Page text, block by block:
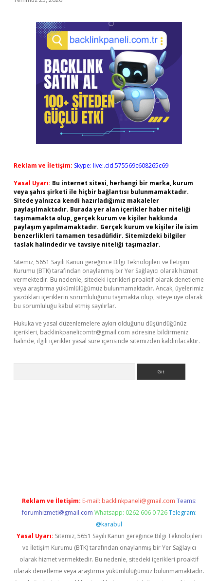
Reklam ve İletişim: Skype: live:.cid.575569c608265c69
Yasal Uyarı: Bu internet sitesi, herhangi bir marka, kurum
veya şahıs şirketi ile hiçbir bağlantısı bulunmamaktadır.
Sitede yalnızca kendi hazırladığımız makaleler
paylaşılmaktadır. Burada yer alan içerikler haber niteliği
taşımamakta olup, gerçek kurum ve kişiler hakkında
paylaşım yapılmamaktadır. Gerçek kurum ve kişiler ile isim
benzerlikleri tamamen tesadüfidir. Sitemizdeki bilgiler
taslak halindedir ve tavsiye niteliği taşımazlar.
Sitemiz, 5651 Sayılı Kanun gereğince Bilgi Teknolojileri ve İletişim
Kurumu (BTK) tarafından onaylanmış bir Yer Sağlayıcı olarak hizmet
vermektedir. Bu nedenle, sitedeki içerikleri proaktif olarak denetleme
veya araştırma yükümlülüğümüz bulunmamaktadır. Ancak, üyelerimiz
yazdıkları içeriklerin sorumluluğunu taşımakta olup, siteye üye olarak
bu sorumluluğu kabul etmiş sayılırlar.
Hukuka ve yasal düzenlemelere aykırı olduğunu düşündüğünüz
içerikleri, backlinkpanelicomtr@gmail.com adresine bildirmeniz
halinde, ilgili içerikler yasal süre içerisinde sitemizden kaldırılacaktır.
Reklam ve İletişim: E-mail: backlinkpaneli@gmail.com Teams:
forumhizmeti@gmail.com Whatsapp: 0262 606 0 726 Telegram:
@karabul
Yasal Uyarı: Sitemiz, 5651 Sayılı Kanun gereğince Bilgi Teknolojileri
ve İletişim Kurumu (BTK) tarafından onaylanmış bir Yer Sağlayıcı
olarak hizmet vermektedir. Bu nedenle, sitedeki içerikleri proaktif
olarak denetleme veya araştırma yükümlülüğümüz bulunmamaktadır.